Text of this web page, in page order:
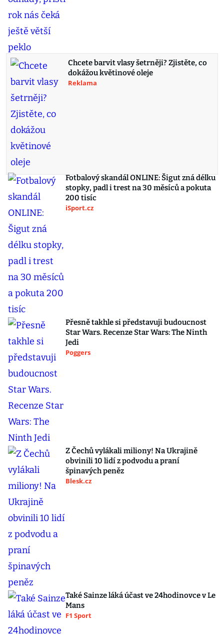
Chcete barvit vlasy šetrněji? Zjistěte, co
dokážou květinové oleje
Reklama
Fotbalový skandál ONLINE: Šigut zná délku
stopky, padl i trest na 30 měsíců a pokuta
200 tisíc
iSport.cz
Přesně takhle si představuji budoucnost
Star Wars. Recenze Star Wars: The Ninth
Jedi
Poggers
Z Čechů vylákali miliony! Na Ukrajině
obvinili 10 lidí z podvodu a praní
špinavých peněz
Blesk.cz
Také Sainze láká účast ve 24hodinovce v Le
Mans
F1 Sport